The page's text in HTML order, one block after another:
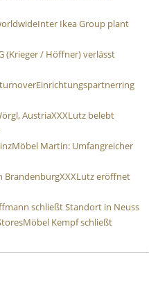
Inter Ikea Group plant
(Krieger / Höffner) verlässt
Einrichtungspartnerring
AustriaXXXLutz belebt
Möbel Martin: Umfangreicher
BrandenburgXXXLutz eröffnet
schließt Standort in Neuss
Möbel Kempf schließt